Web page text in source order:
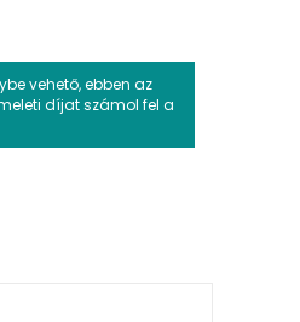
vehető, ebben az
díjat számol fel a